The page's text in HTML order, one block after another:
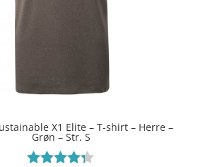
X1 Elite – T-shirt – Herre –
Grøn – Str. S